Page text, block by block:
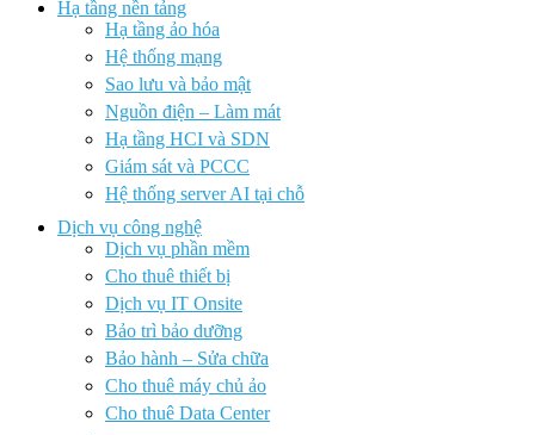
Hạ tầng nền tảng
Hạ tầng ảo hóa
Hệ thống mạng
Sao lưu và bảo mật
Nguồn điện – Làm mát
Hạ tầng HCI và SDN
Giám sát và PCCC
Hệ thống server AI tại chỗ
Dịch vụ công nghệ
Dịch vụ phần mềm
Cho thuê thiết bị
Dịch vụ IT Onsite
Bảo trì bảo dưỡng
Bảo hành – Sửa chữa
Cho thuê máy chủ ảo
Cho thuê Data Center